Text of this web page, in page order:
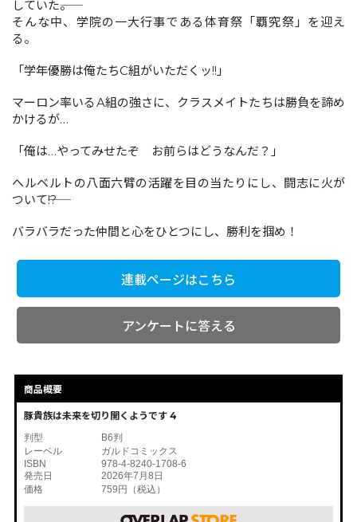
コミックパルフェ
コミックエッセイ
していた――。
そんな中、学院の一大行事である体育祭「覇究祭」を迎え
る。
「学年優勝は俺たちC組がいただくッ!!」
マーロン率いるA組の強さに、クラスメイトたちは勝負を諦め
かけるが…
「俺は…やってみせたぞ お前らはどうなんだ？」
ヘルベルトの八面六臂の活躍を目の当たりにし、闘志に火が
ついて――!?
バラバラだった仲間と心をひとつにし、勝利を掴め！
連載ページはこちら
アンケートに答える
商品概要
豚貴族は未来を切り開くようです 4
判型
B6判
レーベル
ガルドコミックス
ISBN
978-4-8240-1708-6
発売日
2026年7月8日
価格
759円（税込）